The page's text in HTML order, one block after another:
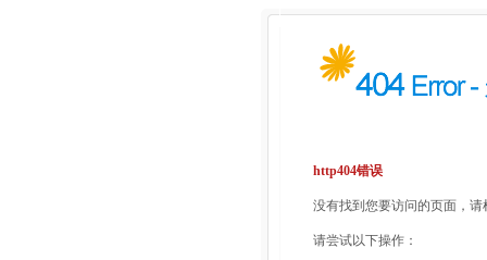
http404错误
没有找到您要访问的页面，
请尝试以下操作：